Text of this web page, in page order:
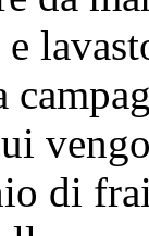
di